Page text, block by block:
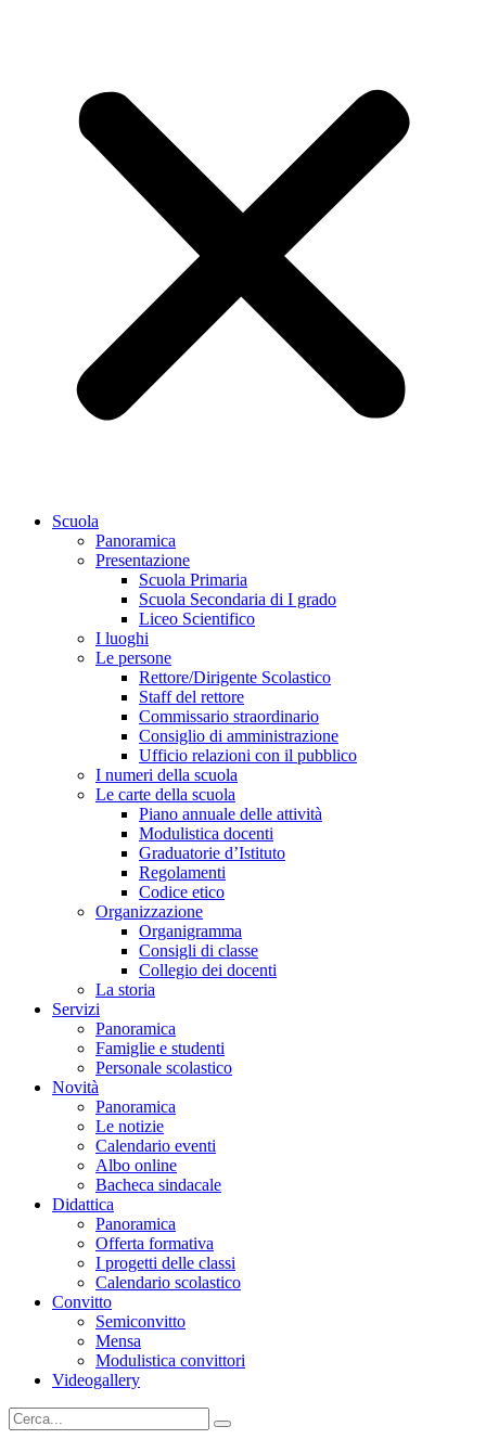
Scuola
Panoramica
Presentazione
Scuola Primaria
Scuola Secondaria di I grado
Liceo Scientifico
I luoghi
Le persone
Rettore/Dirigente Scolastico
Staff del rettore
Commissario straordinario
Consiglio di amministrazione
Ufficio relazioni con il pubblico
I numeri della scuola
Le carte della scuola
Piano annuale delle attività
Modulistica docenti
Graduatorie d’Istituto
Regolamenti
Codice etico
Organizzazione
Organigramma
Consigli di classe
Collegio dei docenti
La storia
Servizi
Panoramica
Famiglie e studenti
Personale scolastico
Novità
Panoramica
Le notizie
Calendario eventi
Albo online
Bacheca sindacale
Didattica
Panoramica
Offerta formativa
I progetti delle classi
Calendario scolastico
Convitto
Semiconvitto
Mensa
Modulistica convittori
Videogallery